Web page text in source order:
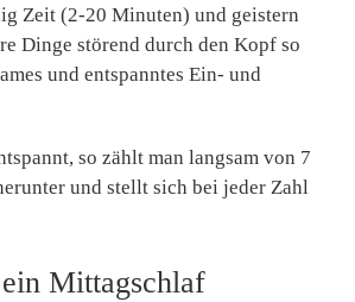
Zeit (2-20 Minuten) und geistern
Dinge störend durch den Kopf so
und entspanntes Ein- und
so zählt man langsam von 7
und stellt sich bei jeder Zahl
Mittagschlaf